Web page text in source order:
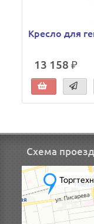
Кресло для
13 158 ₽
Схема